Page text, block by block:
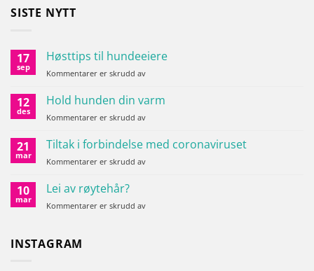
SISTE NYTT
17
sep
Høsttips til hundeeiere
Kommentarer er skrudd avfor
til
hundeeiere
12
des
Hold hunden din varm
Kommentarer er skrudd avfor
hunden
din
varm
21
mar
Tiltak i forbindelse med coronaviruset
Kommentarer er skrudd avfor
med
10
mar
Lei av røytehår?
Kommentarer er skrudd avfor
INSTAGRAM